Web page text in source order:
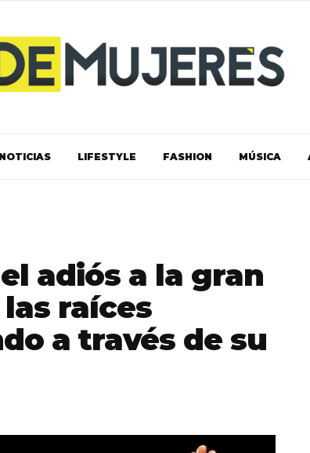
NOTICIAS LIFESTYLE FASHION MÚSICA
adiós a la gran
raíces
a través de su